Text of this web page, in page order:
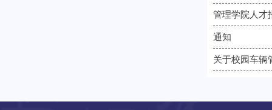
管理学院人才
通知
关于校园车辆